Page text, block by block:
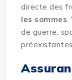
directe des
les sommes.
de guerre,